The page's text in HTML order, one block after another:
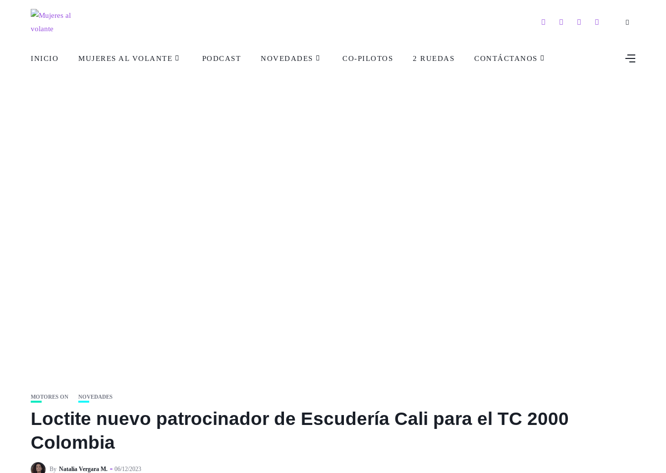
INICIO MUJERES AL VOLANTE PODCAST NOVEDADES CO-PILOTOS 2 RUEDAS CONTÁCTANOS
MOTORES ON NOVEDADES
Loctite nuevo patrocinador de Escudería Cali para el TC 2000
Colombia
By Natalia Vergara M. 06/12/2023